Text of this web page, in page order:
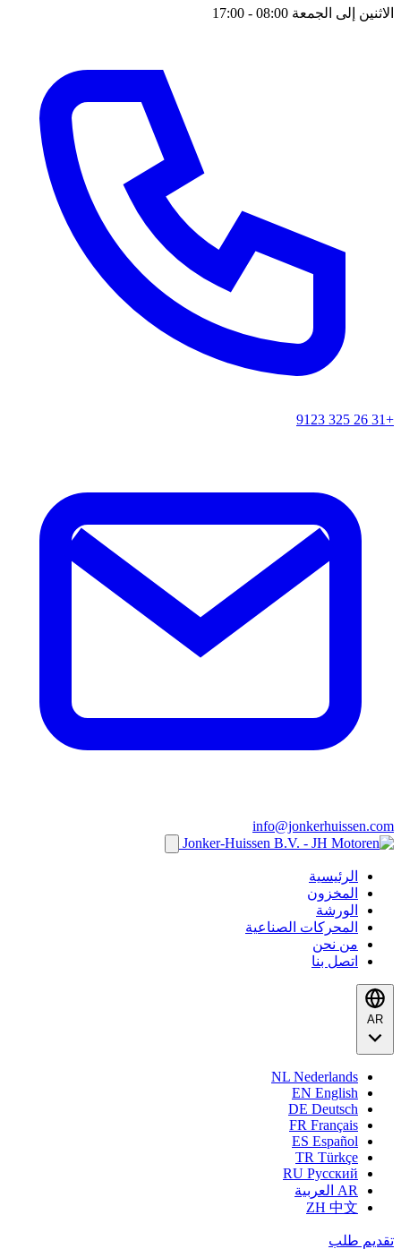
الاثنين إلى الجمعة 08:00 - 17:00
+31 26 325 9123
info@jonkerhuissen.com
الرئيسية
المخزون
الورشة
المحركات الصناعية
من نحن
اتصل بنا
AR
NL Nederlands
EN English
DE Deutsch
FR Français
ES Español
TR Türkçe
RU Русский
AR العربية
ZH 中文
تقديم طلب